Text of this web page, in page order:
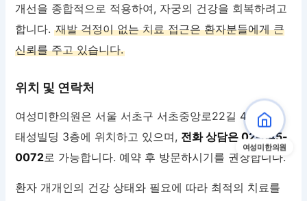
개선을 종합적으로 적용하여, 자궁의 건강을 회복하려고
합니다.재발 걱정이 없는 치료 접근은 환자분들에게 큰
신뢰를 주고 있습니다.
위치 및 연락처
여성미한의원은 서울 서초구 서초중앙로22길 45
태성빌딩 3층에 위치하고 있으며, 전화 상담은 02-545-
0072로 가능합니다. 예약 후 방문하시기를 권장합니다.
환자 개개인의 건강 상태와 필요에 따라 최적의 치료를
여성미한의원